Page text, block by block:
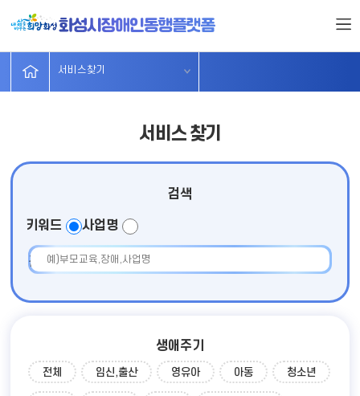
분야별주요
정보마당
소개
서비스찾기
서비스 찾기
검색
키워드 사업명
검색어 입력
생애주기
전체 임신,출산 영유아 아동 청소년